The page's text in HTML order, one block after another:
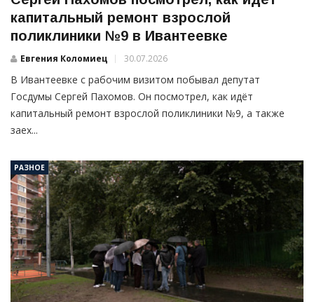
капитальный ремонт взрослой
поликлиники №9 в Ивантеевке
Евгения Коломиец 30.07.2026
В Ивантеевке с рабочим визитом побывал депутат
Госдумы Сергей Пахомов. Он посмотрел, как идёт
капитальный ремонт взрослой поликлиники №9, а также
заех...
РАЗНОЕ